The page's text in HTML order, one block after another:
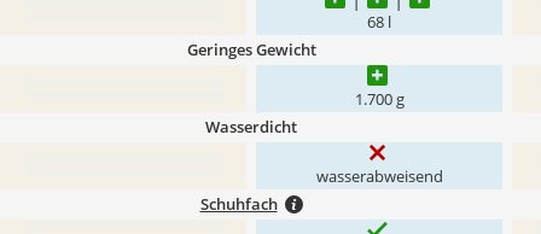
68 l
Geringes Gewicht
1.700 g
Wasserdicht
wasserabweisend
Schuhfach